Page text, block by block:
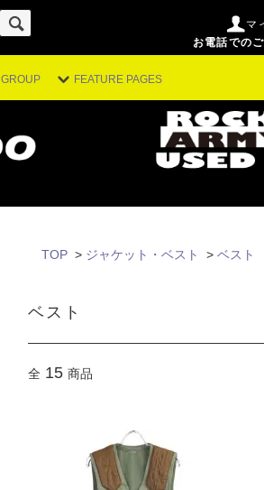
マ
お電話での
GROUP FEATURE PAGES
TOP > ジャケット・ベスト > ベスト
ベスト
全 15 商品